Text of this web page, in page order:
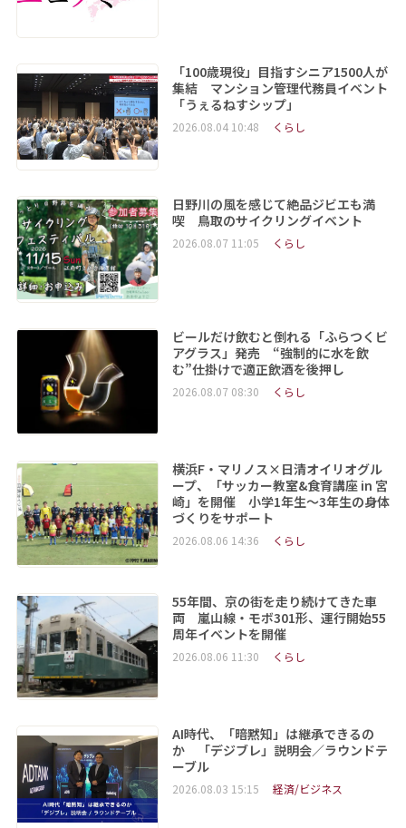
「100歳現役」目指すシニア1500人が
集結 マンション管理代務員イベント
「うぇるねすシップ」
2026.08.04 10:48 くらし
日野川の風を感じて絶品ジビエも満
喫 鳥取のサイクリングイベント
2026.08.07 11:05 くらし
ビールだけ飲むと倒れる「ふらつくビ
アグラス」発売 “強制的に水を飲
む”仕掛けで適正飲酒を後押し
2026.08.07 08:30 くらし
横浜F・マリノス×日清オイリオグル
ープ、「サッカー教室&食育講座 in 宮
崎」を開催 小学1年生～3年生の身体
づくりをサポート
2026.08.06 14:36 くらし
55年間、京の街を走り続けてきた車
両 嵐山線・モボ301形、運行開始55
周年イベントを開催
2026.08.06 11:30 くらし
AI時代、「暗黙知」は継承できるの
か 「デジブレ」説明会／ラウンドテ
ーブル
2026.08.03 15:15 経済/ビジネス